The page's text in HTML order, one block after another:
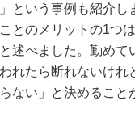
という事例も紹介し
とのメリットの1つ
述べました。勤めて
れたら断れないけれ
ない」と決めること